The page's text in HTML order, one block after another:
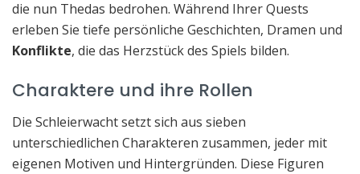
die nun Thedas bedrohen. Während Ihrer Quests
erleben Sie tiefe persönliche Geschichten, Dramen und
Konflikte, die das Herzstück des Spiels bilden.
Charaktere und ihre Rollen
Die Schleierwacht setzt sich aus sieben
unterschiedlichen Charakteren zusammen, jeder mit
eigenen Motiven und Hintergründen. Diese Figuren